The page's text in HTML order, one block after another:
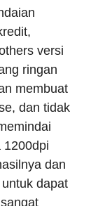
versi
ringan
membuat
dan tidak
1200dpi
dan
dapat